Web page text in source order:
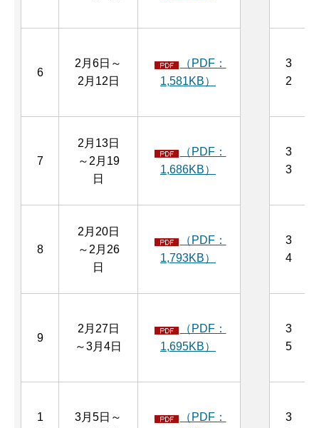
6
2月6日～
2月12日
（PDF：
1,581KB）
3
2
7
2月13日
～2月19
日
（PDF：
1,686KB）
3
3
8
2月20日
～2月26
日
（PDF：
1,793KB）
3
4
9
2月27日
～3月4日
（PDF：
1,695KB）
3
5
1
3月5日～
（PDF：
3